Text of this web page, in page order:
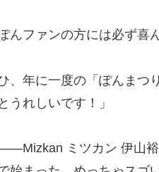
んファンの方には必ず喜
、年に一度の「ぽんまつ
うれしいです！」
ミツカン 伊山裕